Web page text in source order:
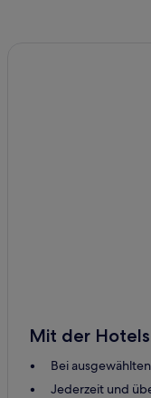
Mit der
Bei
Jederzeit und